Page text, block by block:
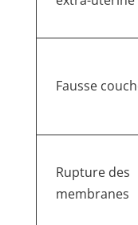
Fausse
Rupture des
membranes